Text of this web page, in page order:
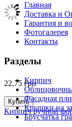
22,75 грн
Купить
Кирпич ручной
Главная
Доставка и
Гарантия и
Фотогалерея
Контакты
Разделы
Кирпич
Фасадная
Крышки на
Брусчатка